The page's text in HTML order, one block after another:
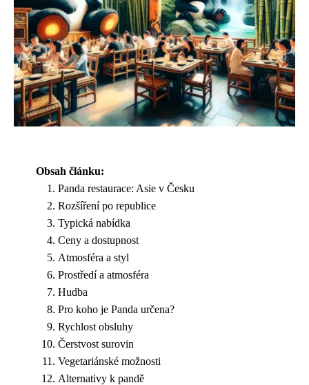
Obsah článku:
Panda restaurace: Asie v Česku
Rozšíření po republice
Typická nabídka
Ceny a dostupnost
Atmosféra a styl
Prostředí a atmosféra
Hudba
Pro koho je Panda určena?
Rychlost obsluhy
Čerstvost surovin
Vegetariánské možnosti
Alternativy k pandě